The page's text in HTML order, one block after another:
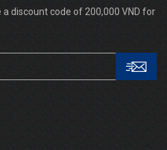
discount code of 200,000 VND for